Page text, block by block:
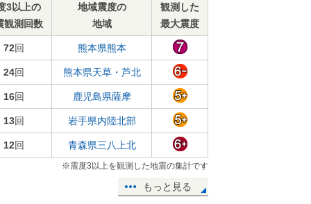
3以上の
観測回数
地域震度の
地域
観測した
最大震度
72回 熊本県熊本
24回 熊本県天草・芦北
16回 鹿児島県薩摩
13回 岩手県内陸北部
12回 青森県三八上北
※震度3以上を観測した地震の集計です
もっと見る